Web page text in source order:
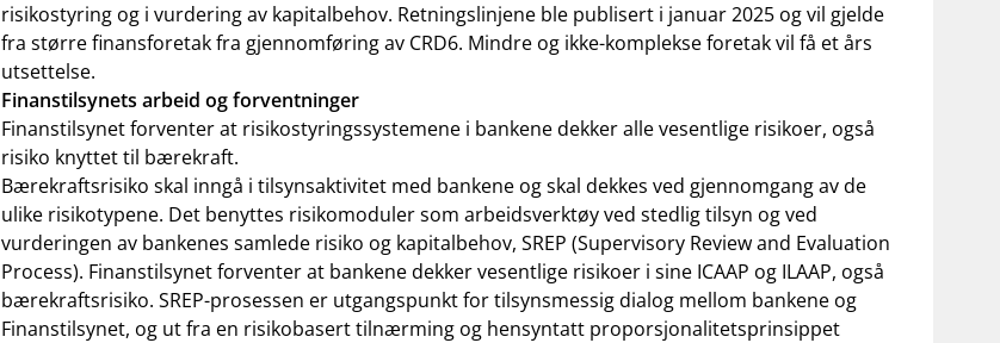
risikostyring og i vurdering av kapitalbehov. Retningslinjeneble publisert i januar 2025 og vil gjelde
fra større finansforetak fra gjennomføring av CRD6. Mindre og ikke-komplekse foretak vil få et års
utsettelse.
Finanstilsynets arbeid og forventninger
Finanstilsynet forventer at risikostyringssystemene i bankene dekker alle vesentlige risikoer, også
risiko knyttet til bærekraft.
Bærekraftsrisiko skal inngå i tilsynsaktivitet med bankene og skal dekkes ved gjennomgang av de
ulike risikotypene. Det benyttes risikomodulersom arbeidsverktøy ved stedlig tilsyn og ved
vurderingen av bankenes samlede risiko og kapitalbehov, SREP (Supervisory Reviewand Evaluation
Process). Finanstilsynet forventer at bankene dekker vesentlige risikoer i sine ICAAP og ILAAP, også
bærekraftsrisiko. SREP-prosessen er utgangspunkt for tilsynsmessig dialog mellom bankene og
Finanstilsynet, og ut fra en risikobasert tilnærming og hensyntatt proporsjonalitetsprinsippet